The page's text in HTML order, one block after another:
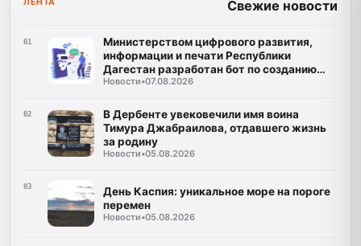
Свежие новости
01
Министерством цифрового развития,
информации и печати Республики
Дагестан разработан бот по созданию
корпусов национальных языков народов
Новости•07.08.2026
02
В Дербенте увековечили имя воина
Тимура Джабраилова, отдавшего жизнь
за родину
Новости•05.08.2026
03
День Каспия: уникальное море на пороге
перемен
Новости•05.08.2026